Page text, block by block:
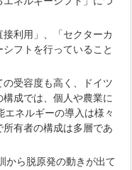
利用」、「セクターカ
フトを行っていること
の受容度も高く、ドイツ
成では、個人や農業に
ネルギーの導入は様々
有者の構成は多層であ
から脱原発の動きが出て